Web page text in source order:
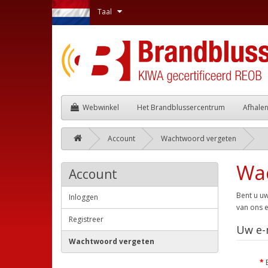
Taal
Webwinkel Het Brandblussercentrum
Account Wachtwoord vergeten
Account
Inloggen
Registreer
Wachtwoord vergeten
Bent u
van ons
Uw